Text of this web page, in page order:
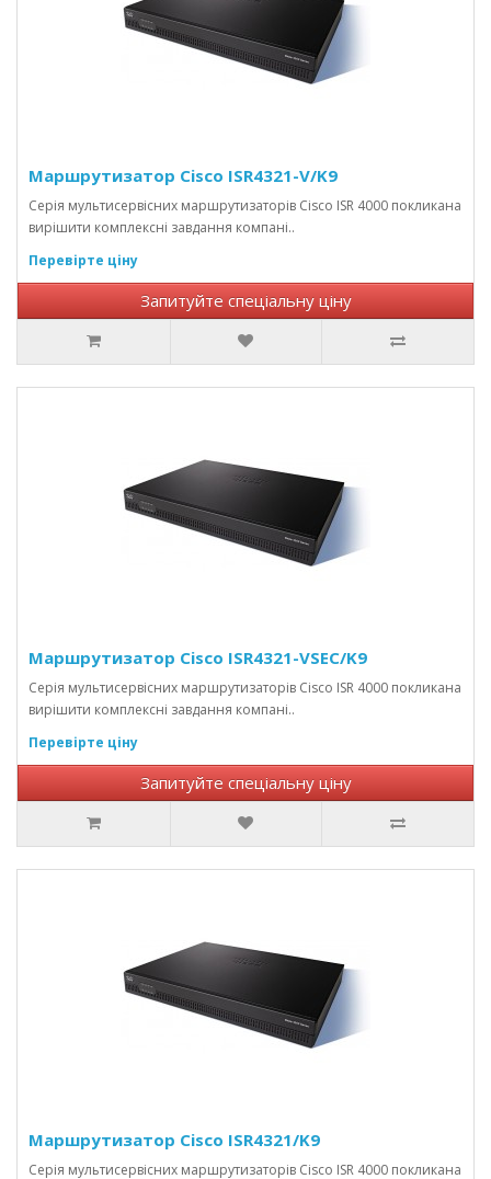
Маршрутизатор Cisco ISR4321-V/K9
Серія мультисервісних маршрутизаторів Cisco ISR 4000 покликана
вирішити комплексні завдання компані..
Перевірте ціну
Запитуйте спеціальну ціну
Маршрутизатор Cisco ISR4321-VSEC/K9
Серія мультисервісних маршрутизаторів Cisco ISR 4000 покликана
вирішити комплексні завдання компані..
Перевірте ціну
Запитуйте спеціальну ціну
Маршрутизатор Cisco ISR4321/K9
Серія мультисервісних маршрутизаторів Cisco ISR 4000 покликана